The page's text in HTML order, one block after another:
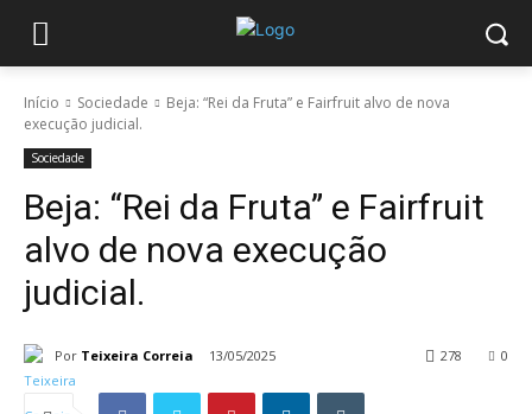
Início Sociedade
Beja: “Rei da Fruta” e Fairfruit alvo de nova
execução judicial.
Sociedade
Beja: “Rei da Fruta” e Fairfruit
alvo de nova execução
judicial.
Por Teixeira Correia 13/05/2025 0
278